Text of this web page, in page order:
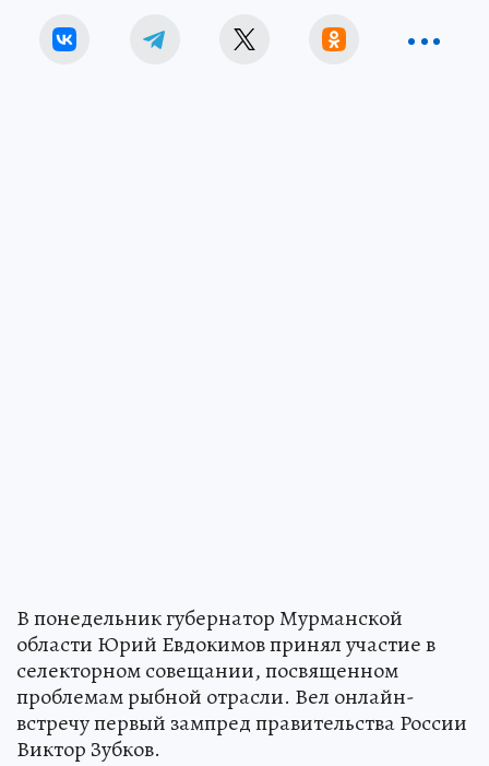
В понедельник губернатор Мурманской
области Юрий Евдокимов принял участие в
селекторном совещании, посвященном
проблемам рыбной отрасли. Вел онлайн-
встречу первый зампред правительства России
Виктор Зубков.